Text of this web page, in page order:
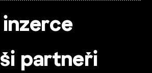
inzerce
partneři